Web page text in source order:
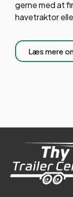
gerne med at
havetraktor
Læs mere